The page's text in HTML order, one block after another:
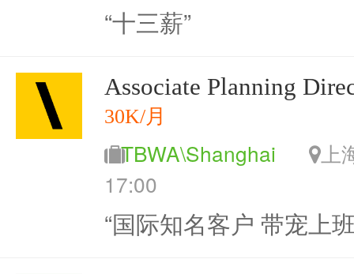
“十三薪”
Associate Planning
30K/月
TBWA\Shanghai
17:00
“国际知名客户 带宠上